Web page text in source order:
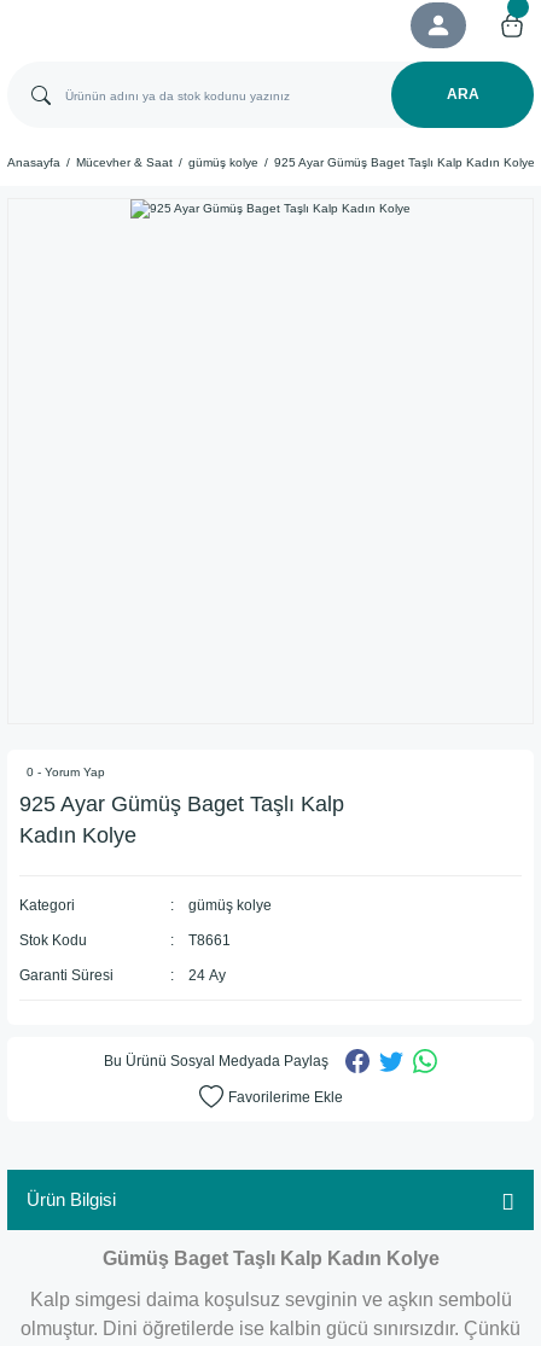
ARA
Anasayfa Mücevher & Saat gümüş kolye 925 Ayar Gümüş Baget Taşlı Kalp Kadın Kolye
0 - Yorum Yap
925 Ayar Gümüş Baget Taşlı Kalp
Kadın Kolye
Kategori gümüş kolye
Stok Kodu T8661
Garanti Süresi 24 Ay
Bu Ürünü Sosyal Medyada Paylaş
Ürün Bilgisi
Gümüş Baget Taşlı Kalp Kadın Kolye
Kalp simgesi daima koşulsuz sevginin ve aşkın sembolü
olmuştur. Dini öğretilerde ise kalbin gücü sınırsızdır. Çünkü